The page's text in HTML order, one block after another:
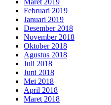
Maret 2019
Februari 2019
Januari 2019
Desember 2018
November 2018
Oktober 2018
Agustus 2018
Juli 2018
Juni 2018
Mei 2018
April 2018
Maret 2018